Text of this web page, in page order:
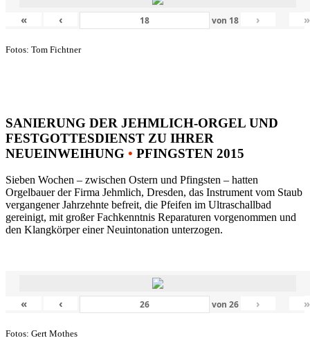
« ‹ von 18 › »
Fotos: Tom Fichtner
SANIERUNG DER JEHMLICH-ORGEL UND
FESTGOTTESDIENST ZU IHRER
NEUEINWEIHUNG • PFINGSTEN 2015
Sieben Wochen – zwischen Ostern und Pfingsten – hatten
Orgelbauer der Firma Jehmlich, Dresden, das Instrument vom Staub
vergangener Jahrzehnte befreit, die Pfeifen im Ultraschallbad
gereinigt, mit großer Fachkenntnis Reparaturen vorgenommen und
den Klangkörper einer Neuintonation unterzogen.
« ‹ von26 › »
Fotos: Gert Mothes